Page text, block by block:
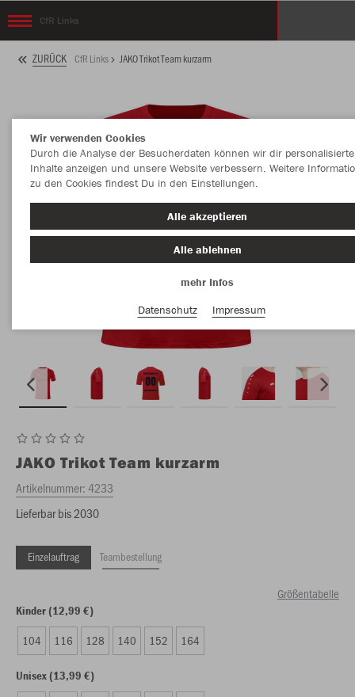
CfR Links
ZURÜCK CfR Links JAKO Trikot Team kurzarm
JAKO Trikot Team kurzarm
Artikelnummer:4233
Lieferbar bis 2030
Einzelauftrag Teambestellung
Größentabelle
Kinder (12,99 €)
104 116 128 140 152 164
Unisex (13,99 €)
Wir verwenden Cookies
Durch die Analyse der Besucherdaten können wir dir personalisierte
Inhalte anzeigen und unsere Website verbessern. Weitere
zu den Cookies findest Du in den Einstellungen.
Alle akzeptieren
Alle ablehnen
mehr Infos
Datenschutz
Impressum